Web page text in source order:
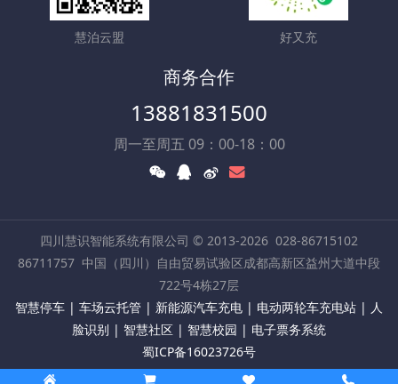
慧泊云盟 好又充
商务合作
13881831500
周一至周五 09：00-18：00
四川慧识智能系统有限公司 © 2013-2026 028-86715102
86711757 中国（四川）自由贸易试验区成都高新区益州大道中段
722号4栋27层
智慧停车 | 车场云托管 | 新能源汽车充电 | 电动两轮车充电站 | 人
脸识别 | 智慧社区 | 智慧校园 | 电子票务系统
蜀ICP备16023726号
Powered byMetInfo 8.1©2008-2026mituo.cn